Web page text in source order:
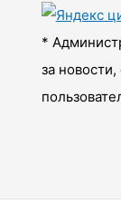
ы
*
за